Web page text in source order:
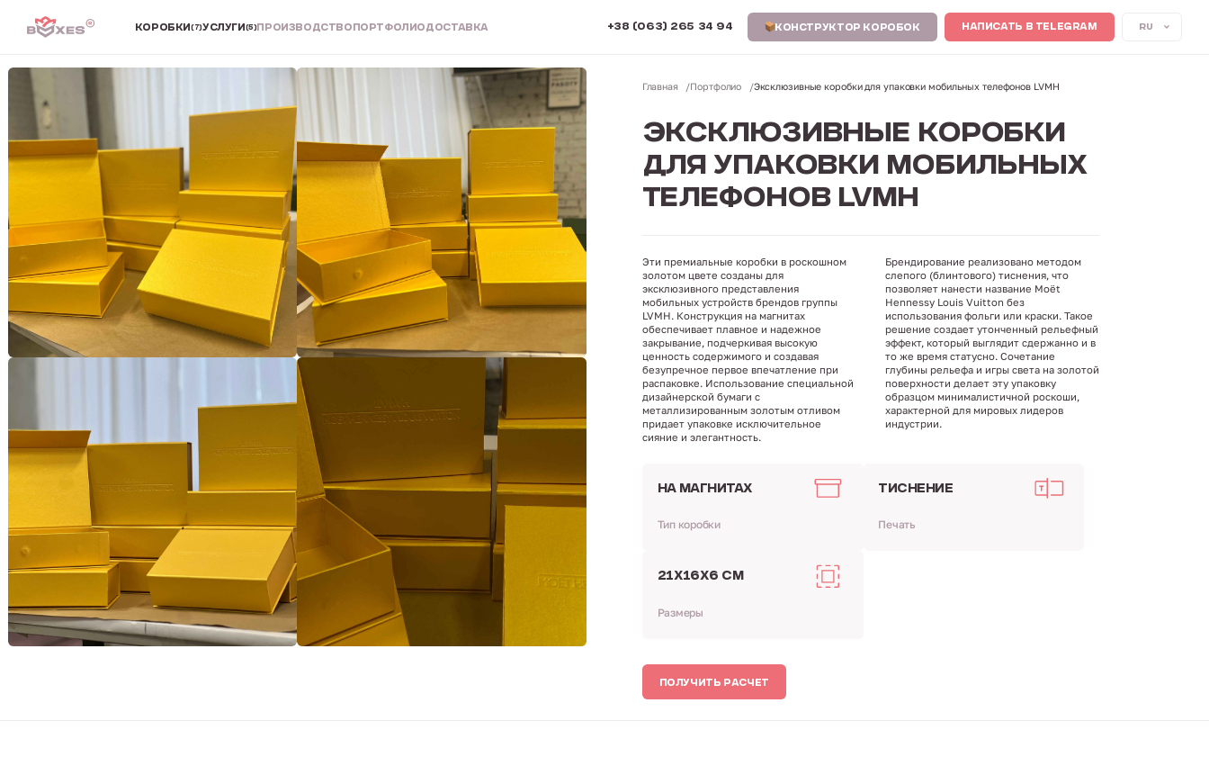
КОРОБКИ(7) УСЛУГИ (5) ПРОИЗВОДСТВО ПОРТФОЛИО ДОСТАВКА +38 (063) 265 34 94 КОНСТРУКТОР КОРОБОК НАПИСАТЬ В TELEGRAM RU
Главная Портфолио Эксклюзивные коробки для упаковки мобильных телефонов LVMH
ЭКСКЛЮЗИВНЫЕ КОРОБКИ
ДЛЯ УПАКОВКИ МОБИЛЬНЫХ
ТЕЛЕФОНОВ LVMH
Эти премиальные коробки в роскошном
золотом цвете созданы для
эксклюзивного представления
мобильных устройств брендов группы
LVMH. Конструкция на магнитах
обеспечивает плавное и надежное
закрывание, подчеркивая высокую
ценность содержимого и создавая
безупречное первое впечатление при
распаковке. Использование специальной
дизайнерской бумаги с
металлизированным золотым отливом
придает упаковке исключительное
сияние и элегантность.
Брендирование реализовано методом
слепого (блинтового) тиснения, что
позволяет нанести название Moët
Hennessy Louis Vuitton без
использования фольги или краски. Такое
решение создает утонченный рельефный
эффект, который выглядит сдержанно и в
то же время статусно. Сочетание
глубины рельефа и игры света на золотой
поверхности делает эту упаковку
образцом минималистичной роскоши,
характерной для мировых лидеров
индустрии.
НА МАГНИТАХ
Тип коробки
ТИСНЕНИЕ
Печать
21Х16Х6 СМ
Размеры
ПОЛУЧИТЬ РАСЧЕТ